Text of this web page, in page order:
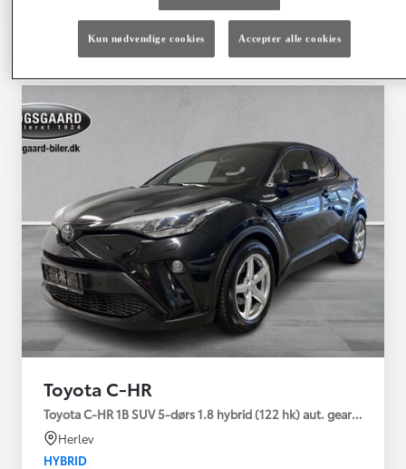
Kontakt forhandler
Sammenlign Gem
Toyota C-HR
Toyota C-HR 1B SUV 5-dørs 1.8 hybrid (122 hk) aut. gear C-LUB -
Herlev
HYBRID
Kun nødvendige cookies Accepter alle cookies